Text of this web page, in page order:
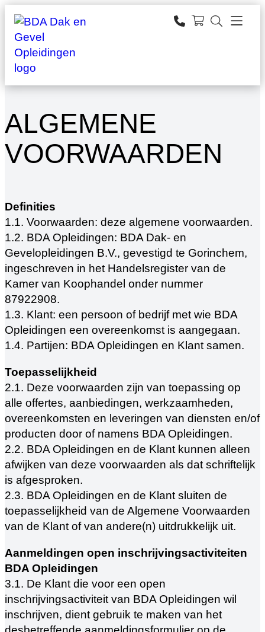
Ga
naar
de
inhoud
ALGEMENE
VOORWAARDEN
Definities
1.1. Voorwaarden: deze algemene voorwaarden.
1.2. BDA Opleidingen: BDA Dak- en
Gevelopleidingen B.V., gevestigd te Gorinchem,
ingeschreven in het Handelsregister van de
Kamer van Koophandel onder nummer
87922908.
1.3. Klant: een persoon of bedrijf met wie BDA
Opleidingen een overeenkomst is aangegaan.
1.4. Partijen: BDA Opleidingen en Klant samen.
Toepasselijkheid
2.1. Deze voorwaarden zijn van toepassing op
alle offertes, aanbiedingen, werkzaamheden,
overeenkomsten en leveringen van diensten en/of
producten door of namens BDA Opleidingen.
2.2. BDA Opleidingen en de Klant kunnen alleen
afwijken van deze voorwaarden als dat schriftelijk
is afgesproken.
2.3. BDA Opleidingen en de Klant sluiten de
toepasselijkheid van de Algemene Voorwaarden
van de Klant of van andere(n) uitdrukkelijk uit.
Aanmeldingen open inschrijvingsactiviteiten
BDA Opleidingen
3.1. De Klant die voor een open
inschrijvingsactiviteit van BDA Opleidingen wil
inschrijven, dient gebruik te maken van het